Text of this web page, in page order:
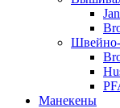
Манекены